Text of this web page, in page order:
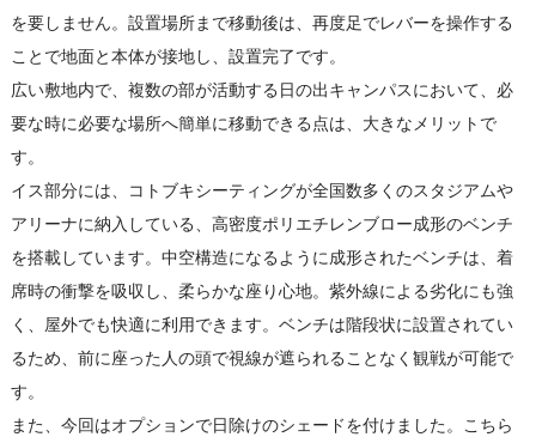
を要しません。設置場所まで移動後は、再度足でレバーを操作する
ことで地面と本体が接地し、設置完了です。
広い敷地内で、複数の部が活動する日の出キャンパスにおいて、必
要な時に必要な場所へ簡単に移動できる点は、大きなメリットで
す。
イス部分には、コトブキシーティングが全国数多くのスタジアムや
アリーナに納入している、高密度ポリエチレンブロー成形のベンチ
を搭載しています。中空構造になるように成形されたベンチは、着
席時の衝撃を吸収し、柔らかな座り心地。紫外線による劣化にも強
く、屋外でも快適に利用できます。ベンチは階段状に設置されてい
るため、前に座った人の頭で視線が遮られることなく観戦が可能で
す。
また、今回はオプションで日除けのシェードを付けました。こちら